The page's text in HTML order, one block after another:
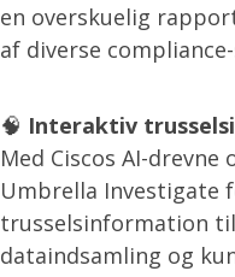
en overskuelig
af diverse
🧠 Interaktiv
Med Ciscos AI-
Umbrella Investigate
trusselsinformation
dataindsamling og